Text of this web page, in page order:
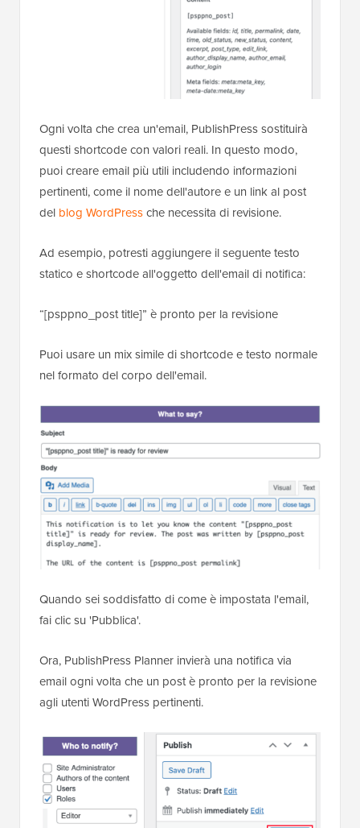
Ogni volta che crea un'email, PublishPress sostituirà
questi shortcode con valori reali. In questo modo,
puoi creare email più utili includendo informazioni
pertinenti, come il nome dell'autore e un link al post
del blog WordPressche necessita di revisione.
Ad esempio, potresti aggiungere il seguente testo
statico e shortcode all'oggetto dell'email di notifica:
“[psppno_post title]” è pronto per la revisione
Puoi usare un mix simile di shortcode e testo normale
nel formato del corpo dell'email.
Quando sei soddisfatto di come è impostata l'email,
fai clic su 'Pubblica'.
Ora, PublishPress Planner invierà una notifica via
email ogni volta che un post è pronto per la revisione
agli utenti WordPress pertinenti.